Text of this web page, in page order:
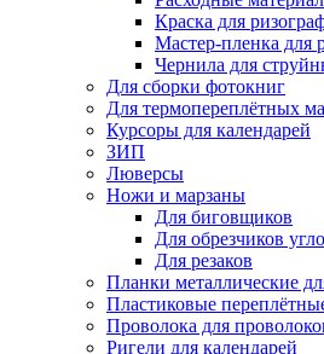
Краска для
Мастер-пленка для
Чернила для
Для сборки фотокниг
Для термопереплётных
Курсоры для календарей
ЗИП
Люверсы
Ножи и марзаны
Для биговщиков
Для обрезчиков
Для резаков
Планки металлические
Пластиковые
Проволока для
Ригели для календарей